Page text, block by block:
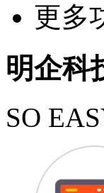
更多
明企科
SO